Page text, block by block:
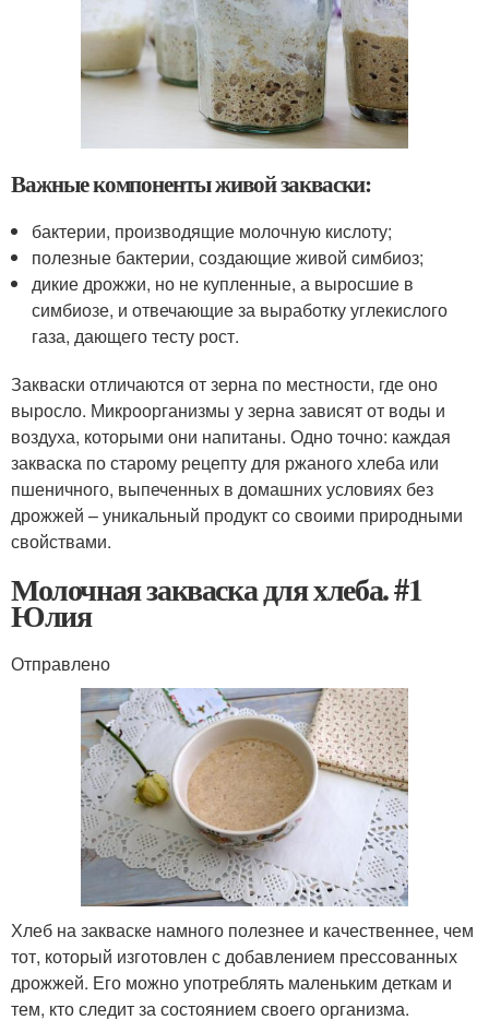
Важные компоненты живой закваски:
бактерии, производящие молочную кислоту;
полезные бактерии, создающие живой симбиоз;
дикие дрожжи, но не купленные, а выросшие в
симбиозе, и отвечающие за выработку углекислого
газа, дающего тесту рост.
Закваски отличаются от зерна по местности, где оно
выросло. Микроорганизмы у зерна зависят от воды и
воздуха, которыми они напитаны. Одно точно: каждая
закваска по старому рецепту для ржаного хлеба или
пшеничного, выпеченных в домашних условиях без
дрожжей – уникальный продукт со своими природными
свойствами.
Молочная закваска для хлеба. #1
Юлия
Отправлено
Хлеб на закваске намного полезнее и качественнее, чем
тот, который изготовлен с добавлением прессованных
дрожжей. Его можно употреблять маленьким деткам и
тем, кто следит за состоянием своего организма.